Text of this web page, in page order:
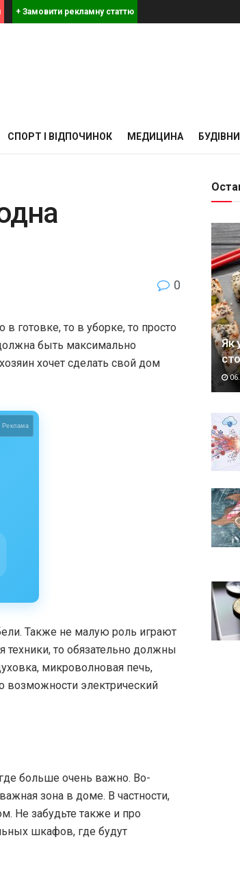
+ Замовити рекламну статтю
СПОРТ І ВІДПОЧИНОК МЕДИЦИНА
0
готовке, то в уборке, то просто
быть максимально
хочет сделать свой дом
Реклама
Также не малую роль играют
техники, то обязательно должны
микроволновая печь,
возможности электрический
больше очень важно. Во-
зона в доме. В частности,
Не забудьте также и про
шкафов, где будут
Як